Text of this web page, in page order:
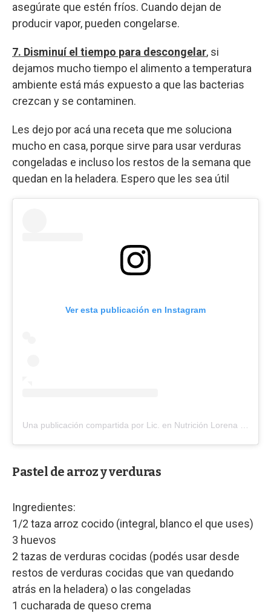
asegúrate que estén fríos. Cuando dejan de
producir vapor, pueden congelarse.
7. Disminuí el tiempo para descongelar, si
dejamos mucho tiempo el alimento a temperatura
ambiente está más expuesto a que las bacterias
crezcan y se contaminen.
Les dejo por acá una receta que me soluciona
mucho en casa, porque sirve para usar verduras
congeladas e incluso los restos de la semana que
quedan en la heladera. Espero que les sea útil
Ver esta publicación en Instagram
Una publicación compartida por Lic. en Nutrición Lorena Balerio (@lorebalerio.nutri)
Pastel de arroz y verduras
Ingredientes:
1/2 taza arroz cocido (integral, blanco el que uses)
3 huevos
2 tazas de verduras cocidas (podés usar desde
restos de verduras cocidas que van quedando
atrás en la heladera) o las congeladas
1 cucharada de queso crema